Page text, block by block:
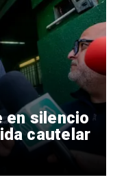
en silencio
cautelar